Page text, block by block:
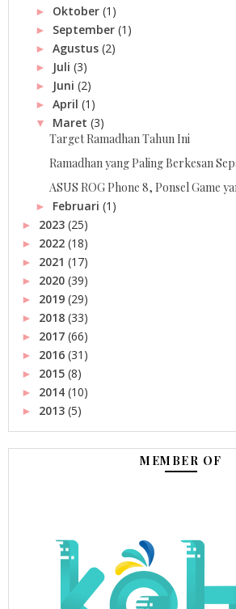
► Oktober (1)
► September (1)
► Agustus (2)
► Juli (3)
► Juni (2)
► April (1)
▼ Maret (3)
Target Ramadhan Tahun Ini
Ramadhan yang Paling Berkesan
ASUS ROG Phone 8, Ponsel Game
► Februari (1)
► 2023 (25)
► 2022 (18)
► 2021 (17)
► 2020 (39)
► 2019 (29)
► 2018 (33)
► 2017 (66)
► 2016 (31)
► 2015 (8)
► 2014 (10)
► 2013 (5)
MEMBER OF